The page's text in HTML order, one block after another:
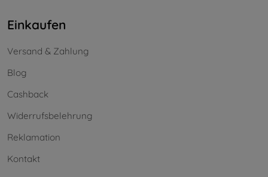
Einkaufen
Versand & Zahlung
Blog
Cashback
Widerrufsbelehrung
Reklamation
Kontakt